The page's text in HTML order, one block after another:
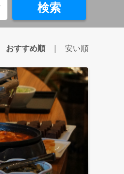
検索
おすすめ順 安い順